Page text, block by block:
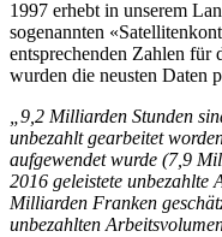
1997 erhebt in unserem
sogenannten
entsprechenden Zahlen für
wurden die neusten Daten
„9,2 Milliarden Stunden
unbezahlt gearbeitet
aufgewendet wurde (7,9
2016 geleistete
Milliarden Franken
unbezahlten